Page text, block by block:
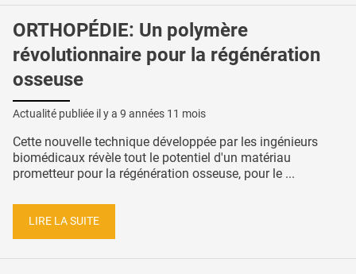
ORTHOPÉDIE: Un polymère
révolutionnaire pour la régénération
osseuse
Actualité publiée il y a 9 années 11 mois
Cette nouvelle technique développée par les ingénieurs
biomédicaux révèle tout le potentiel d'un matériau
prometteur pour la régénération osseuse, pour le ...
LIRE LA SUITE